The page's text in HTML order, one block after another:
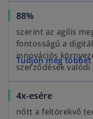
a
b
n
e
w
t
a
88%
p
e
n
s
i
n
a
n
szerint az agilis
fontosságú a
innovációs
szerződések
Tudjon meg többet
o
p
e
n
4x-eséreo
p
nőtt a feltörekvő